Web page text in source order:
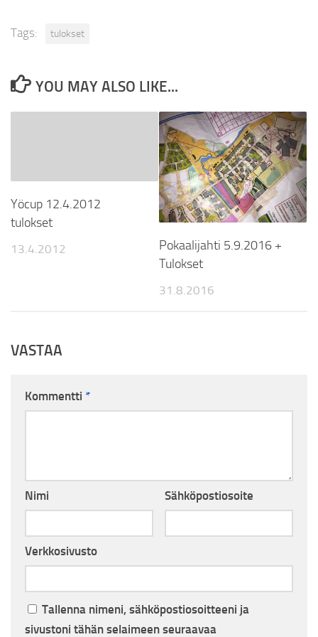
Tags: tulokset
YOU MAY ALSO LIKE...
Yöcup 12.4.2012
tulokset
13.4.2012
Pokaalijahti 5.9.2016 +
Tulokset
31.8.2016
VASTAA
Kommentti *
Nimi Sähköpostiosoite
Verkkosivusto
Tallenna nimeni, sähköpostiosoitteeni ja
sivustoni tähän selaimeen seuraavaa